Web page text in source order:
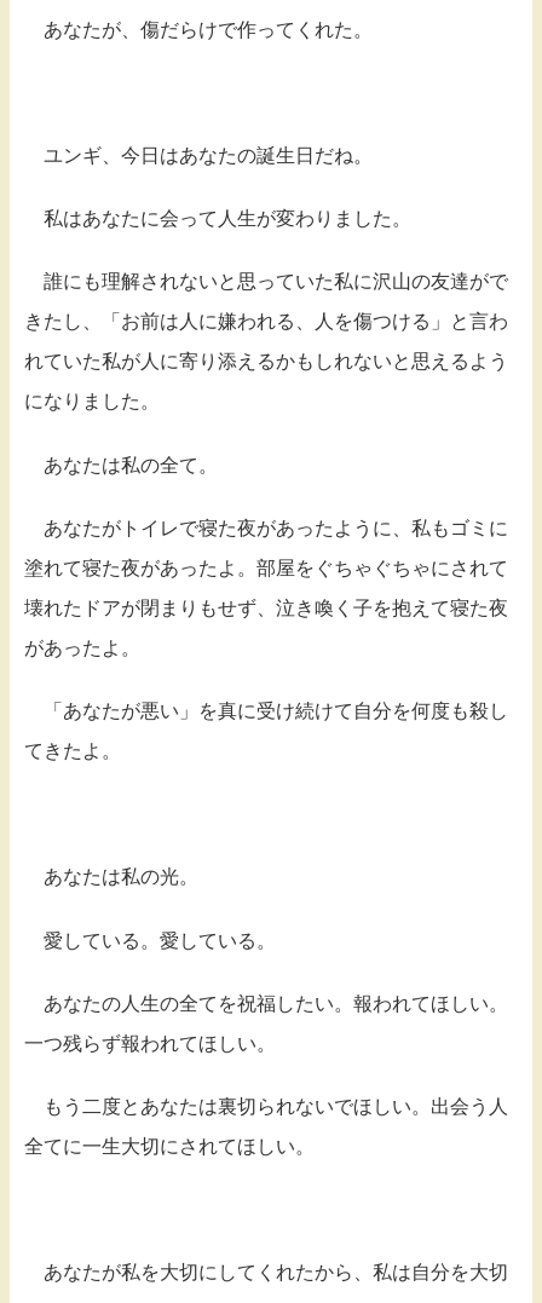
あなたが、傷だらけで作ってくれた。
ユンギ、今日はあなたの誕生日だね。
私はあなたに会って人生が変わりました。
誰にも理解されないと思っていた私に沢山の友達がで
きたし、「お前は人に嫌われる、人を傷つける」と言わ
れていた私が人に寄り添えるかもしれないと思えるよう
になりました。
あなたは私の全て。
あなたがトイレで寝た夜があったように、私もゴミに
塗れて寝た夜があったよ。部屋をぐちゃぐちゃにされて
壊れたドアが閉まりもせず、泣き喚く子を抱えて寝た夜
があったよ。
「あなたが悪い」を真に受け続けて自分を何度も殺し
てきたよ。
あなたは私の光。
愛している。愛している。
あなたの人生の全てを祝福したい。報われてほしい。
一つ残らず報われてほしい。
もう二度とあなたは裏切られないでほしい。出会う人
全てに一生大切にされてほしい。
あなたが私を大切にしてくれたから、私は自分を大切